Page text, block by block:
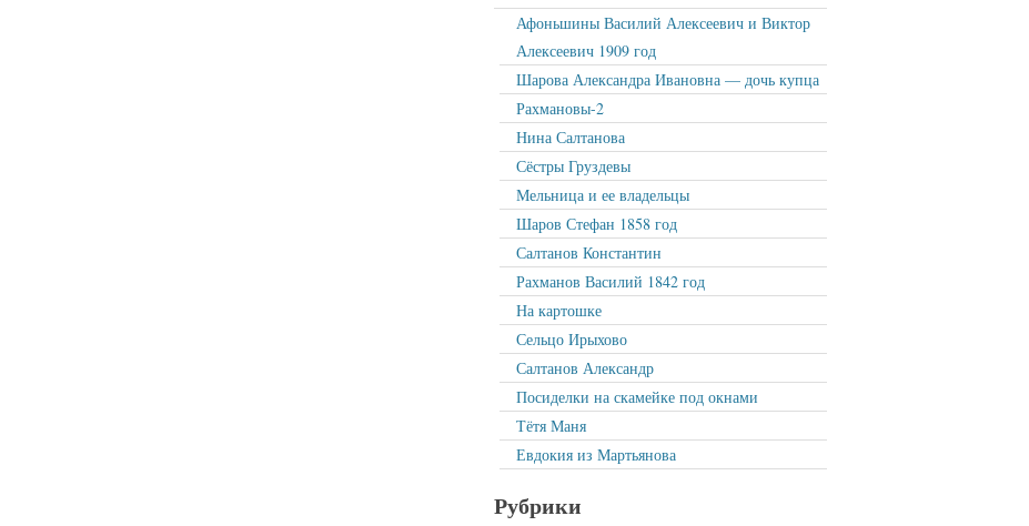
Афоньшины Василий Алексеевич и Виктор
Алексеевич 1909 год
Шарова Александра Ивановна — дочь купца
Рахмановы-2
Нина Салтанова
Сёстры Груздевы
Мельница и ее владельцы
Шаров Стефан 1858 год
Салтанов Константин
Рахманов Василий 1842 год
На картошке
Сельцо Ирыхово
Салтанов Александр
Посиделки на скамейке под окнами
Тётя Маня
Евдокия из Мартьянова
Рубрики